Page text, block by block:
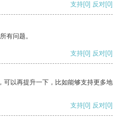
支持[0] 反对[0]
有问题。
支持[0] 反对[0]
可以再提升一下，比如能够支持更多地
支持[0] 反对[0]